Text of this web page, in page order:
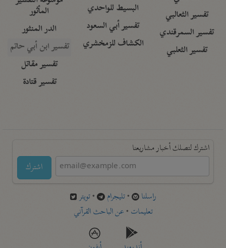
تفسير الثعالبي
تفسير السمرقندي
تفسير الثعلبي
البسيط للواحدي
تفسير أبي السعود
الكشاف للزمخشري
المأثور
الدر المنثور
تفسير ابن أبي حاتم
تفسير مقاتل
تفسير قتادة
اشترك لتصلك أخبار مشاريعنا
اشترك
راسلنا •تليجرام •تويتر
تعليمات •عن الباحث القرآني